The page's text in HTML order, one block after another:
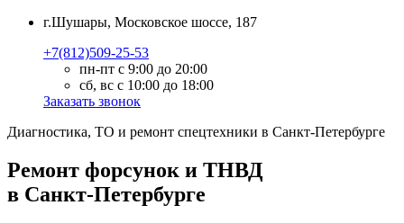
г.Шушары, Московское шоссе, 187
+7(812)509-25-53
пн-пт с 9:00 до 20:00
сб, вс с 10:00 до 18:00
Заказать звонок
Диагностика, ТО и ремонт спецтехники в Санкт-Петербурге
Ремонт форсунок и ТНВД
в Санкт-Петербурге